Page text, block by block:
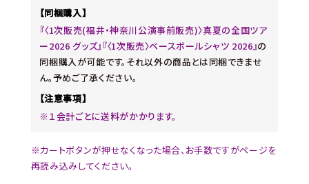
【同梱購入】
『〈1次販売(福井・神奈川公演事前販売)〉真夏の全国ツア
ー2026 グッズ』『〈1次販売〉ベースボールシャツ 2026』の
同梱購入が可能です。それ以外の商品とは同梱できませ
ん。予めご了承ください。
【注意事項】
※１会計ごとに送料がかかります。
※カートボタンが押せなくなった場合、お手数ですがページを
再読み込みしてください。